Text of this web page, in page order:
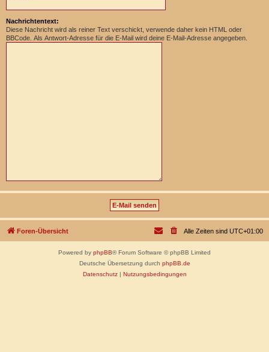
Nachrichtentext:
Diese Nachricht wird als reiner Text verschickt, verwende daher kein HTML oder
BBCode. Als Antwort-Adresse für die E-Mail wird deine E-Mail-Adresse angegeben.
Foren-Übersicht Alle Zeiten sind UTC+01:00
Powered by phpBB® Forum Software © phpBB Limited
Deutsche Übersetzung durch phpBB.de
Datenschutz| Nutzungsbedingungen